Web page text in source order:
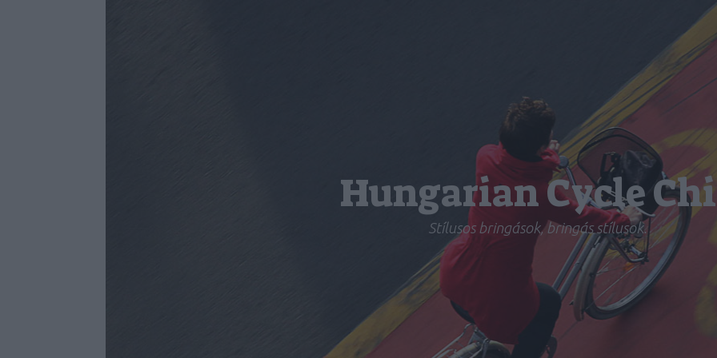
Hungarian Cycle
Stílusos bringások, bringás stílusok.